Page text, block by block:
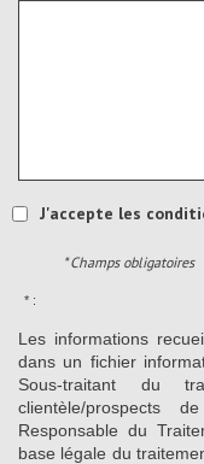
J'accepte les
* Champs obligatoires
* :
Les informations
dans un fichier
Sous-traitant du
clientèle/prospects
Responsable du
base légale du